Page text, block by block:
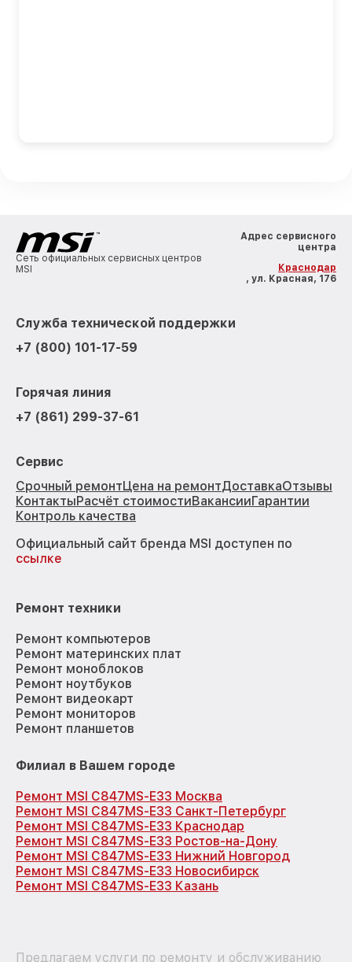
Сеть официальных сервисных центров
MSI
Адрес сервисного
центра
Краснодар
, ул. Красная, 176
Служба технической поддержки
+7 (800) 101-17-59
Горячая линия
+7 (861) 299-37-61
Сервис
Срочный ремонтЦена на ремонтДоставкаОтзывы
КонтактыРасчёт стоимостиВакансииГарантии
Контроль качества
Официальный сайт бренда MSI доступен по
ссылке
Ремонт техники
Ремонт компьютеров
Ремонт материнских плат
Ремонт моноблоков
Ремонт ноутбуков
Ремонт видеокарт
Ремонт мониторов
Ремонт планшетов
Филиал в Вашем городе
Ремонт MSI C847MS-E33 Москва
Ремонт MSI C847MS-E33 Санкт-Петербург
Ремонт MSI C847MS-E33 Краснодар
Ремонт MSI C847MS-E33 Ростов-на-Дону
Ремонт MSI C847MS-E33 Нижний Новгород
Ремонт MSI C847MS-E33 Новосибирск
Ремонт MSI C847MS-E33 Казань
Предлагаем услуги по ремонту и обслуживанию